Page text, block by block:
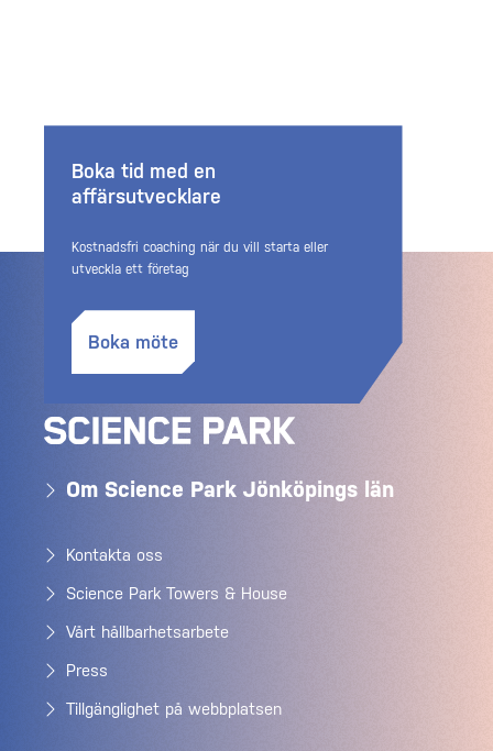
Boka tid med en
affärsutvecklare
Kostnadsfri coaching när du vill starta eller
utveckla ett företag
Boka möte
Om Science Park Jönköpings län
Kontakta oss
Science Park Towers & House
Vårt hållbarhetsarbete
Press
Tillgänglighet på webbplatsen